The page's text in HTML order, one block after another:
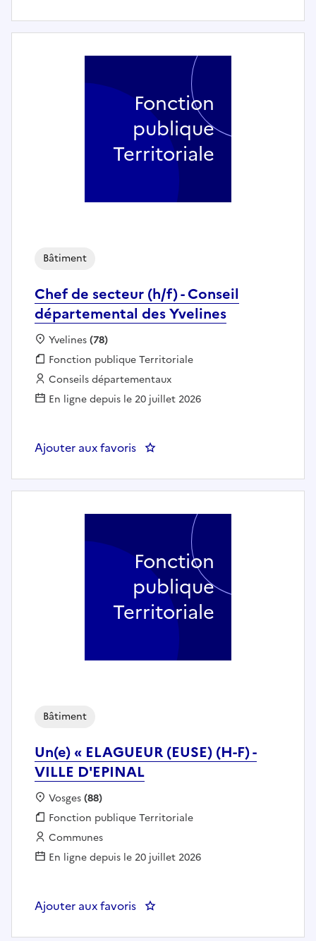
Chef de secteur (h/f) - Conseil
départemental des Yvelines
Bâtiment
Localisation :
Yvelines(78)
Fonction publique :
Fonction publique Territoriale
Employeur :
Conseils départementaux
En ligne depuis le 20 juillet 2026
Ajouter aux favoris : Chef de secteur (h/f) - Conseil
Fonction
publique
Territoriale
Un(e) « ELAGUEUR (EUSE) (H-F) -
VILLE D'EPINAL
Bâtiment
Localisation :
Vosges(88)
Fonction publique :
Fonction publique Territoriale
Employeur :
Communes
En ligne depuis le 20 juillet 2026
Ajouter aux favoris : Un(e) « ELAGUEUR (EUSE) (H-
Fonction
publique
Territoriale